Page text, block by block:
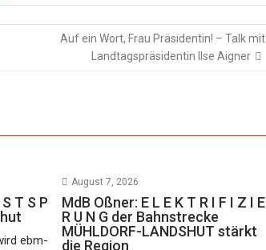
Auf ein Wort, Frau Präsidentin! – Talk mit
Landtagspräsidentin Ilse Aigner
T S P
ebm-
August 7, 2026
MdB Oßner: E L E K T R I F I Z I E
R U N G der Bahnstrecke
MÜHLDORF-LANDSHUT stärkt
die Region